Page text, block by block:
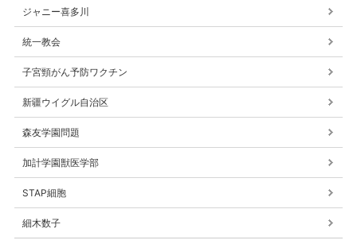
ジャニー喜多川
統一教会
子宮頸がん予防ワクチン
新疆ウイグル自治区
森友学園問題
加計学園獣医学部
STAP細胞
細木数子